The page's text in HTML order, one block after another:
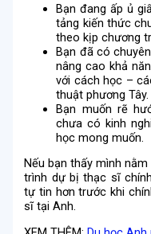
Bạn đang ấp ủ
tảng kiến thức
theo kịp chương
Bạn đã có
nâng cao khả
với cách học –
thuật phương Tây.
Bạn muốn rẽ
chưa có kinh
học mong muốn.
Nếu bạn thấy mình
trình dự bị thạc sĩ
tự tin hơn trước khi
sĩ tại Anh.